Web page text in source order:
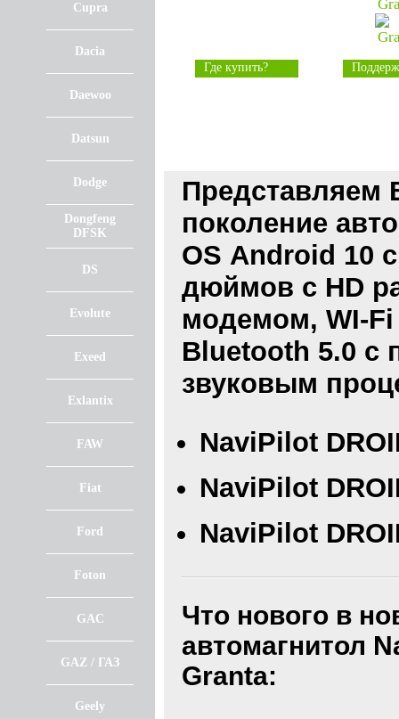
Cupra
Dacia
Daewoo
Datsun
Dodge
Dongfeng
DFSK
DS
Evolute
Exeed
Exlantix
FAW
Fiat
Ford
Foton
GAC
GAZ / ГАЗ
Geely
Где купить?
поколение
OS Android 10
дюймов с HD
модемом, WI-Fi
Bluetooth 5.0 с
звуковым
NaviPilot
NaviPilot
NaviPilot
Что нового в
автомагнитол
Granta: